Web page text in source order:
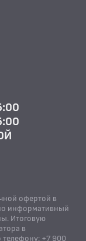
офертой в
информативный
Итоговую
в
+7 900